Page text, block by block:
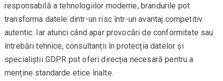
responsabilă a tehnologiilor moderne, brandurile pot
transforma datele dintr-un risc într-un avantaj competitiv
autentic. Iar atunci când apar provocări de conformitate sau
întrebări tehnice, consultanții în protecția datelor și
specialiștii GDPR pot oferi direcția necesară pentru a
menține standarde etice înalte.